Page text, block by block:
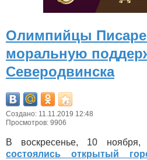
Олимпийцы
моральную
Северодвинска
Создано: 11.11.2019 12:48
Просмотров: 9906
В воскресенье, 10 ноября,
состоялись открытый